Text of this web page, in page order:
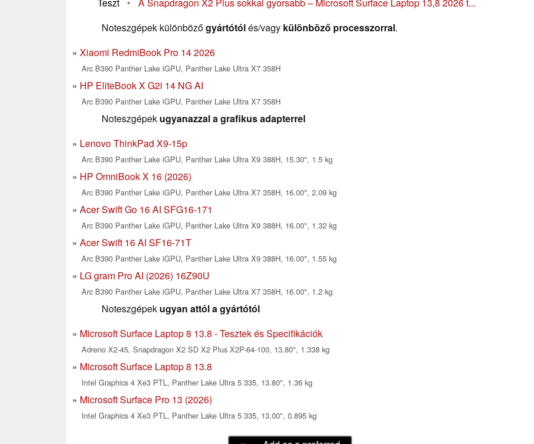
Noteszgépek különbözőgyártótólés/vagy különböző processzorral.
Xiaomi RedmiBook Pro 14 2026
Arc B390 Panther Lake iGPU, Panther Lake Ultra X7 358H
HP EliteBook X G2i 14 NG AI
Arc B390 Panther Lake iGPU, Panther Lake Ultra X7 358H
Noteszgépek ugyanazzal a grafikus adapterrel
Lenovo ThinkPad X9-15p
Arc B390 Panther Lake iGPU, Panther Lake Ultra X9 388H, 15.30", 1.5 kg
HP OmniBook X 16 (2026)
Arc B390 Panther Lake iGPU, Panther Lake Ultra X7 358H, 16.00", 2.09 kg
Acer Swift Go 16 AI SFG16-171
Arc B390 Panther Lake iGPU, Panther Lake Ultra X9 388H, 16.00", 1.32 kg
Acer Swift 16 AI SF16-71T
Arc B390 Panther Lake iGPU, Panther Lake Ultra X9 388H, 16.00", 1.55 kg
LG gram Pro AI (2026) 16Z90U
Arc B390 Panther Lake iGPU, Panther Lake Ultra X7 358H, 16.00", 1.2 kg
Noteszgépek ugyan attól a gyártótól
Microsoft Surface Laptop 8 13.8 - Tesztek és Specifikációk
Adreno X2-45, Snapdragon X2 SD X2 Plus X2P-64-100, 13.80", 1.338 kg
Microsoft Surface Laptop 8 13.8
Intel Graphics 4 Xe3 PTL, Panther Lake Ultra 5 335, 13.80", 1.36 kg
Microsoft Surface Pro 13 (2026)
Intel Graphics 4 Xe3 PTL, Panther Lake Ultra 5 335, 13.00", 0.895 kg